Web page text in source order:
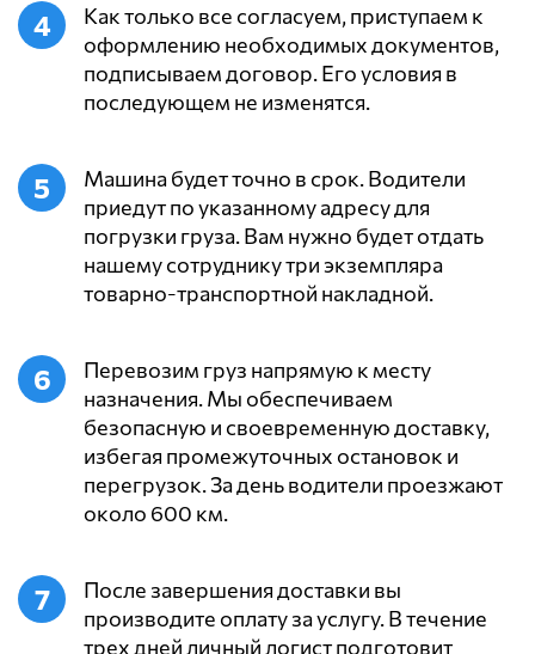
Как только все согласуем, приступаем к
оформлению необходимых документов,
подписываем договор. Его условия в
последующем не изменятся.
Машина будет точно в срок. Водители
приедут по указанному адресу для
погрузки груза. Вам нужно будет отдать
нашему сотруднику три экземпляра
товарно-транспортной накладной.
Перевозим груз напрямую к месту
назначения. Мы обеспечиваем
безопасную и своевременную доставку,
избегая промежуточных остановок и
перегрузок. За день водители проезжают
около 600 км.
После завершения доставки вы
производите оплату за услугу. В течение
трех дней личный логист подготовит